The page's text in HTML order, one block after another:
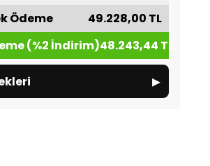
Ödeme
49.228,00 TL
(%2 İndirim)48.243,44 TL
▸